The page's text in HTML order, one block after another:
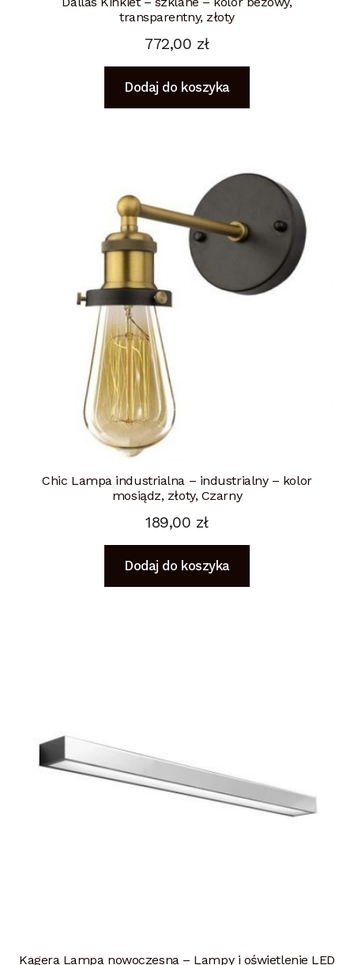
transparentny, złoty
772,00 zł
Dodaj do koszyka
Chic Lampa industrialna – industrialny – kolor
mosiądz, złoty, Czarny
189,00 zł
Dodaj do koszyka
Kagera Lampa nowoczesna – Lampy i oświetlenie LED